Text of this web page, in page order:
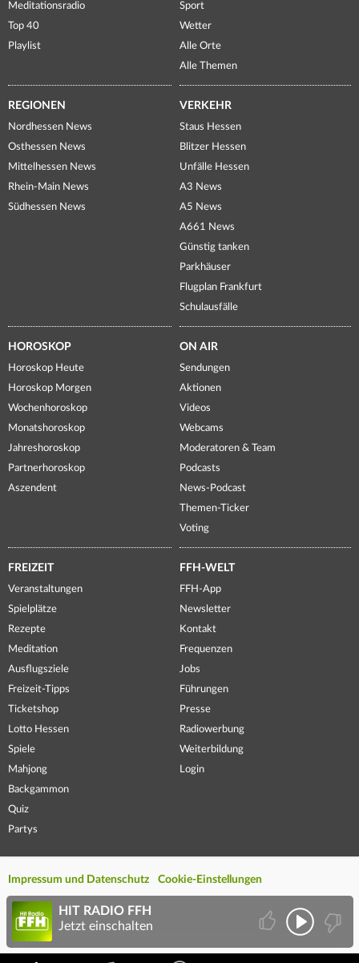
Meditationsradio
Top 40
Playlist
Sport
Wetter
Alle Orte
Alle Themen
REGIONEN
Nordhessen News
Osthessen News
Mittelhessen News
Rhein-Main News
Südhessen News
VERKEHR
Staus Hessen
Blitzer Hessen
Unfälle Hessen
A3 News
A5 News
A661 News
Günstig tanken
Parkhäuser
Flugplan Frankfurt
Schulausfälle
HOROSKOP
Horoskop Heute
Horoskop Morgen
Wochenhoroskop
Monatshoroskop
Jahreshoroskop
Partnerhoroskop
Aszendent
ON AIR
Sendungen
Aktionen
Videos
Webcams
Moderatoren & Team
Podcasts
News-Podcast
Themen-Ticker
Voting
FREIZEIT
Veranstaltungen
Spielplätze
Rezepte
Meditation
Ausflugsziele
Freizeit-Tipps
Ticketshop
Lotto Hessen
Spiele
Mahjong
Backgammon
Quiz
Partys
FFH-WELT
FFH-App
Newsletter
Kontakt
Frequenzen
Jobs
Führungen
Presse
Radiowerbung
Weiterbildung
Login
Impressum und Datenschutz Cookie-Einstellungen
HIT RADIO FFH
Jetzt einschalten